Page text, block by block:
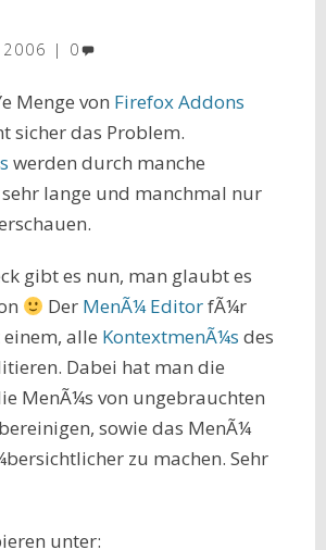
2006
0
Menge von FirefoxAddons
sicher das Problem.
werden durch manche
lange und manchmal nur
gibt es nun, man glaubt es
Der MenÃ¼ EditorfÃ¼r
alle KontextmenÃ¼s des
Dabei hat man die
MenÃ¼s von ungebrauchten
sowie das MenÃ¼
zu machen. Sehr
unter: